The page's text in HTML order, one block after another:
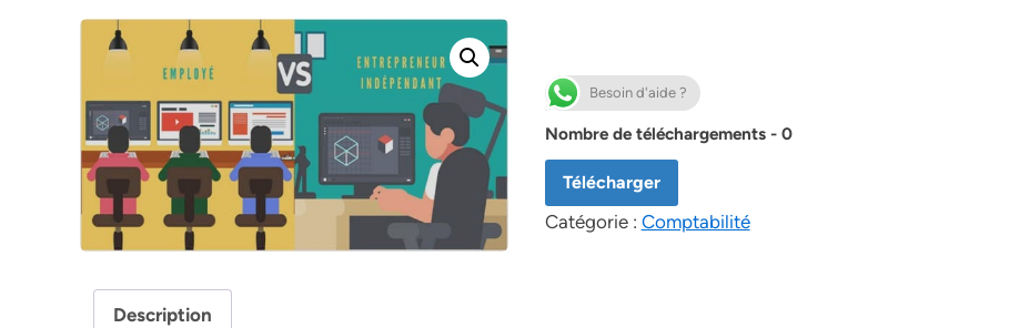
Besoin d'aide ?
Nombre de téléchargements - 0
Télécharger
Catégorie : Comptabilité
Description